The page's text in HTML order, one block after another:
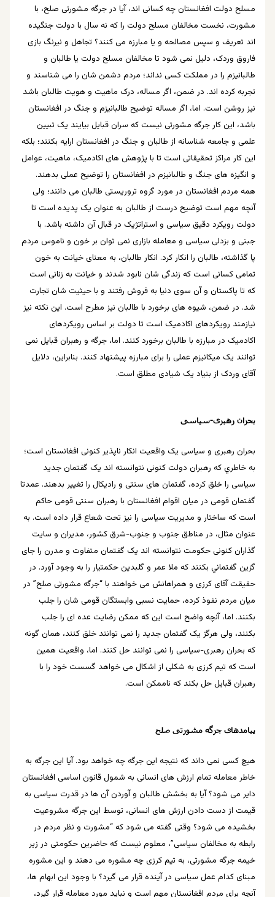
مسلح دولت افغانستان چه کسانی اند، آیا در جرگه مشورتی صلح، با
مشورت، نخست مخالفان مسلح دولت را که نه سال با دولت جنگیده
اند تعریف و سپس مصالحه و یا مبارزه می کنند؟ تجاهل و نیرنگ بازی
فاروق وردک، دلیل نمی شود تا مخالفان مسلح دولت یا طالبان و
طالبانیزم را در مملکت کسی نداند؛ مردم دشمن شان را می شناسند و
تجربه کرده اند. در ضمن، اگر مساله، درک ماهیت و هویت طالبان باشد
نیز روشن است. اما، اگر مساله توضیح طالبانیزم و جنگ در افغانستان
باشد، این کار جرگه مشورتی نیست که سران قبایل بیایند یک تبیین
علمی و جامعه شناسانه از طالبان و جنگ در افغانستان ارایه بکنند؛ بلکه
این کار مراکز تحقیقاتی است تا با پژوهش های اکادمیک، ماهیت، عوامل
و انگیزه های جنگ و طالبانیزم در افغانستان را توضیح عملی بدهند.
همه مردم افغانستان در مورد گروه تروریستی طالبان می دانند؛ ولی
آنچه مهم است توضیح درست از طالبان به عنوان یک پدیده است تا
دولت رویکرد دقيق سیاسی و استراتژیک در قبال آن داشته باشد. با
جبنی و بزدلی سیاسی و معامله بازاری نمی توان بر خون و ناموس مردم
پا گذاشته، طالبان را انکار کرد. انکار طالبان، به معنای خیانت به خون
تمامی کسانی است که زندگی شان نابود شدند و خیانت به زنانی است
که تا پاکستان و آن سوی دنیا به فروش رفتند و با حیثیت شان تجارت
شد. در ضمن، شیوه های برخورد با طالبان نيز مطرح است. این نکته نیز
نیازمند رویکردهای اکادمیک است تا دولت بر اساس رویکردهای
اکادمیک در مبارزه با طالبان برخورد کنند. اما، جرگه و رهبران قبایل نمی
توانند یک میکانیزم عملی را برای مبارزه پیشنهاد کنند. بنابراین، دلایل
آقای وردک از بنیاد یک شیادی مطلق است.
بحران رهبری-سیاسی
بحران رهبری و سیاسی یک واقعیت انکار ناپذیر کنونی افغانستان است؛
به خاطري که رهبران دولت کنونی نتوانسته اند یک گفتمان جدید
سیاسی را خلق کرده، گفتمان های سنتی و رادیکال را تغییر بدهند. عمدتا
گفتمان قومی در میان اقوام افغانستان با رهبران سنتی قومی حاکم
است که ساختار و مدیریت سیاسی را نیز تحت شعاع قرار داده است. به
عنوان مثال، در مناطق جنوب و جنوب-شرق کشور، مدیران و سایت
گذاران کنونی حکومت نتوانسته اند یک گفتمان متفاوت و مدرن را جای
گزین گفتماني بکنند که ملا عمر و گلبدین حکمتیار را به وجود آورد. در
حقیقت آقای کرزی و همراهانش می خواهند با “جرگه مشورتی صلح” در
میان مردم نفوذ کرده، حمایت نسبی وابستگان قومی شان را جلب
بکنند. اما، آنچه واضح است این که ممکن رضایت عده ای را جلب
بکنند، ولی هرگز یک گفتمان جدید را نمی توانند خلق کنند، همان گونه
که بحران رهبری-سیاسی را نمی توانند حل کنند. اما، واقعیت همین
است که تیم کرزی به شکلی از اشکال می خواهد گسست خود را با
رهبران قبایل حل بکند که ناممکن است.
پیامدهای جرگه مشورتی صلح
هیچ کسی نمی داند که نتیجه این جرگه چه خواهد بود. آیا این جرگه به
خاطر معامله تمام ارزش های انسانی به شمول قانون اساسی افغانستان
دایر می شود؟ آيا به بخشش طالبان و آوردن آن ها در قدرت سیاسی به
قيمت از دست دادن ارزش های انسانی، توسط این جرگه مشروعیت
بخشیده می شود؟ وقتی گفته می شود که “مشورت و نظر مردم در
رابطه به مخالفان سیاسی”، معلوم نیست که حاضرین حکومتی در زیر
خیمه جرگه مشورتی، به تیم کرزی چه مشوره می دهند و این مشوره
مبنای کدام عمل سیاسی در آینده قرار می گیرد؟ با وجود اين ابهام ها،
آنچه براي مردم افغانستان مهم است و نبايد مورد معامله قرار گيرد،